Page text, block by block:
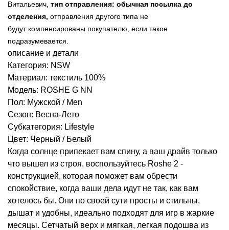
Витальевич, тип отправления: обычная посылка до
отделения, отправления другого типа не
будут компенсированы покупателю, если такое
подразумевается.
описание и детали
Категория: NSW
Материал: текстиль 100%
Модель: ROSHE G NN
Пол: Мужской / Men
Сезон: Весна-Лето
Субкатегория: Lifestyle
Цвет: Черный / Белый
Когда солнце припекает вам спину, а ваш драйв только
что вышел из строя, воспользуйтесь Roshe 2 -
конструкцией, которая поможет вам обрести
спокойствие, когда ваши дела идут не так, как вам
хотелось бы. Они по своей сути просты и стильны,
дышат и удобны, идеально подходят для игр в жаркие
месяцы. Сетчатый верх и мягкая, легкая подошва из